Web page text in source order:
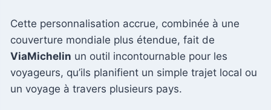
Cette personnalisation accrue, combinée à une
couverture mondiale plus étendue, fait de
ViaMichelin un outil incontournable pour les
voyageurs, qu’ils planifient un simple trajet local ou
un voyage à travers plusieurs pays.